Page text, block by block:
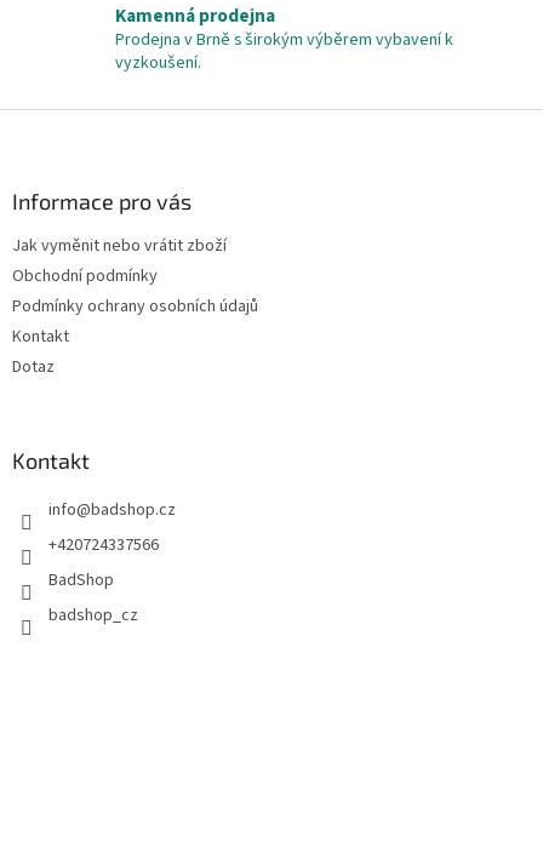
p
i
Kamenná prodejna
Prodejna v Brně s širokým výběrem vybavení k
vyzkoušení.
Informace pro vás
Jak vyměnit nebo vrátit zboží
Obchodní podmínky
Podmínky ochrany osobních údajů
Kontakt
Dotaz
Kontakt
info@badshop.cz
+420724337566
BadShop
badshop_cz